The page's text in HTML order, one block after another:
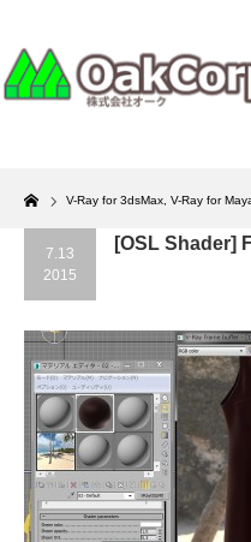
Home
V-Ray for 3dsMax V-Ray for
7.13
2015
[OSL Shader]